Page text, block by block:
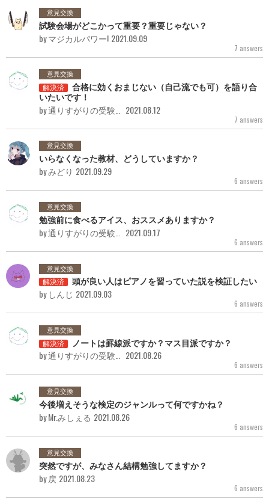
意見交換
試験会場がどこかって重要？重要じゃない？
by マジカルパワー! 2021.09.09
7 answers
意見交換
解決済
合格に効くおまじない（自己流でも可）を語り合
いたいです！
2021.08.12
7 answers
意見交換
いらなくなった教材、どうしていますか？
by みどり 2021.09.29
6 answers
意見交換
勉強前に食べるアイス、おススメありますか？
2021.09.17
6 answers
意見交換
解決済 頭が良い人はピアノを習っていた説を検証したい
by しんじ 2021.09.03
6 answers
意見交換
解決済 ノートは罫線派ですか？マス目派ですか？
by 通りすがりの受験者 2021.08.26
6 answers
意見交換
今後増えそうな検定のジャンルって何ですかね？
by Mr.みしぇる 2021.08.26
6 answers
意見交換
突然ですが、みなさん結構勉強してますか？
by 戻 2021.08.23
6 answers